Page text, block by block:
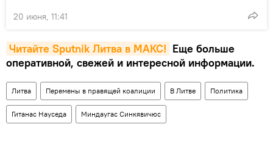
20 июня, 11:41
Читайте Sputnik Литва в MAКС! Еще больше
оперативной, свежей и интересной информации.
Литва Перемены в правящей коалиции В Литве Политика
Гитанас Науседа Миндаугас Синкявичюс